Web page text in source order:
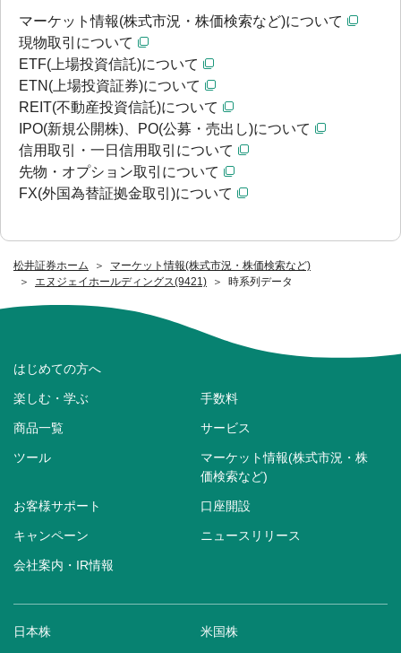
松井証券ホーム
マーケット情報(株式市況・株価検索など)
エヌジェイホールディングス(9421)
時系列データ
マーケット情報(株式市況・株価検索など)について
現物取引について
ETF(上場投資信託)について
ETN(上場投資証券)について
REIT(不動産投資信託)について
IPO(新規公開株)、PO(公募・売出し)について
信用取引・一日信用取引について
先物・オプション取引について
FX(外国為替証拠金取引)について
はじめての方へ
楽しむ・学ぶ 手数料
商品一覧 サービス
ツール
マーケット情報(株式市況・株
価検索など)
お客様サポート 口座開設
キャンペーン ニュースリリース
会社案内・IR情報
日本株 米国株